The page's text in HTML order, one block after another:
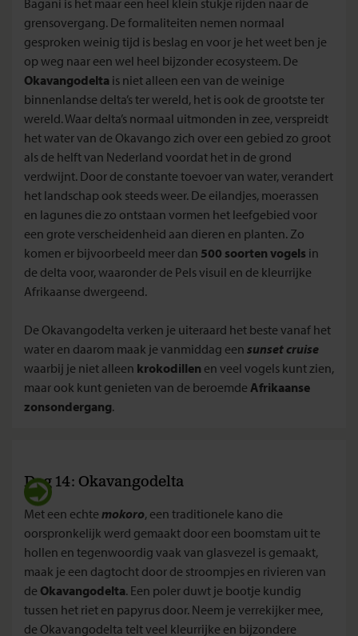
grensovergang. De formaliteiten nemen normaal
gesproken weinig tijd is beslag en voor je het weet ben je
op weg naar een wel heel bijzonder ecosysteem. De
Okavangodelta is niet alleen een van de weinige
binnenlandse delta’s ter wereld, het is ook de grootste ter
wereld. Waar delta’s normaal uitmonden in zee, verspreidt
het water van de Okavango zich over een gebied zo groot
als de helft van Nederland voordat het in de grond
verdwijnt. Door de constante toevoer van water, verandert
het landschap ook steeds weer. De eilandjes, moerassen
en lagunes die zo ontstaan vormen het leefgebied voor
een grote verscheidenheid aan dieren en planten. Zo
komen er bijvoorbeeld meer dan 500 soorten vogels in
de delta voor, waaronder de Pels visuil en de kleurrijke
Afrikaanse dwergeend.
De Okavangodelta verken je uiteraard het beste vanaf het
water en daarom maak je vanmiddag een sunset cruise
waarbij je niet alleen krokodillen en veel vogels kunt zien,
maar ook kunt genieten van de beroemde Afrikaanse
zonsondergang.
Dag 14: Okavangodelta
Met een echte mokoro, een traditionele kano die
oorspronkelijk werd gemaakt door een boomstam uit te
hollen en tegenwoordig vaak van glasvezel is gemaakt,
maak je een dagtocht door de stroompjes en rivieren van
de Okavangodelta. Een poler duwt je bootje kundig
tussen het riet en papyrus door. Neem je verrekijker mee,
de Okavangodelta telt veel kleurrijke en bijzondere